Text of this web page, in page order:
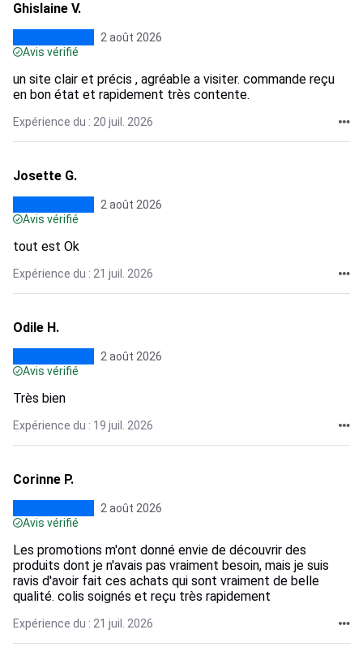
Ghislaine V.
2 août 2026
Avis vérifié
un site clair et précis , agréable a visiter. commande reçu
en bon état et rapidement très contente.
Expérience du : 20 juil. 2026
Josette G.
2 août 2026
Avis vérifié
tout est Ok
Expérience du : 21 juil. 2026
Odile H.
2 août 2026
Avis vérifié
Très bien
Expérience du : 19 juil. 2026
Corinne P.
2 août 2026
Avis vérifié
Les promotions m'ont donné envie de découvrir des
produits dont je n'avais pas vraiment besoin, mais je suis
ravis d'avoir fait ces achats qui sont vraiment de belle
qualité. colis soignés et reçu très rapidement
Expérience du : 21 juil. 2026